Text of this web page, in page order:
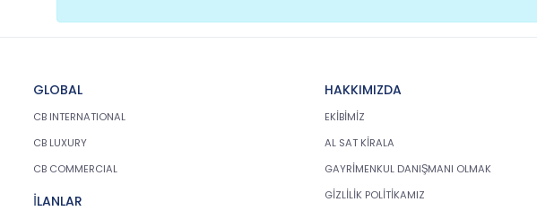
GLOBAL
CB INTERNATIONAL
CB LUXURY
CB COMMERCIAL
İLANLAR
HAKKIMIZDA
EKİBİMİZ
AL SAT KİRALA
GAYRİMENKUL DANIŞMANI OLMAK
GİZLİLİK POLİTİKAMIZ